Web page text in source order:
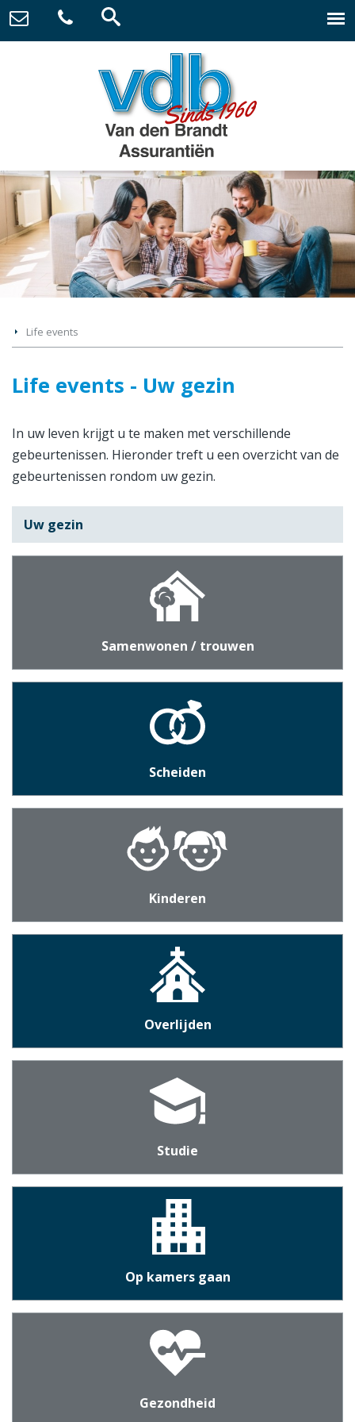
Life events
Life events - Uw gezin
In uw leven krijgt u te maken met verschillende
gebeurtenissen. Hieronder treft u een overzicht van de
gebeurtenissen rondom uw gezin.
Uw gezin
Samenwonen / trouwen
Scheiden
Kinderen
Overlijden
Studie
Op kamers gaan
Gezondheid